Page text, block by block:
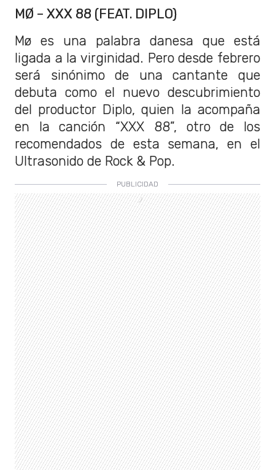
MØ – XXX 88 (FEAT. DIPLO)
Mø es una palabra danesa que está
ligada a la virginidad. Pero desde febrero
será sinónimo de una cantante que
debuta como el nuevo descubrimiento
del productor Diplo, quien la acompaña
en la canción “XXX 88”, otro de los
recomendados de esta semana, en el
Ultrasonido de Rock & Pop.